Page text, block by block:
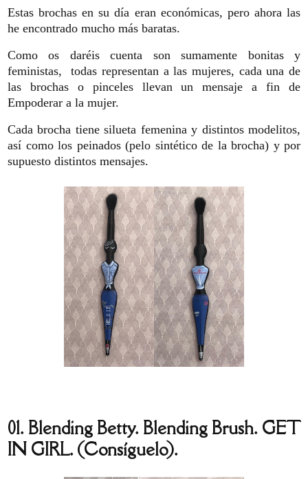
Estas brochas en su día eran económicas, pero ahora las
he encontrado mucho más baratas.
Como os daréis cuenta son sumamente bonitas y
feministas, todas representan a las mujeres, cada una de
las brochas o pinceles llevan un mensaje a fin de
Empoderar a la mujer.
Cada brocha tiene silueta femenina y distintos modelitos,
así como los peinados (pelo sintético de la brocha) y por
supuesto distintos mensajes.
01. Blending Betty. Blending Brush. GET
IN GIRL. (Consíguelo).